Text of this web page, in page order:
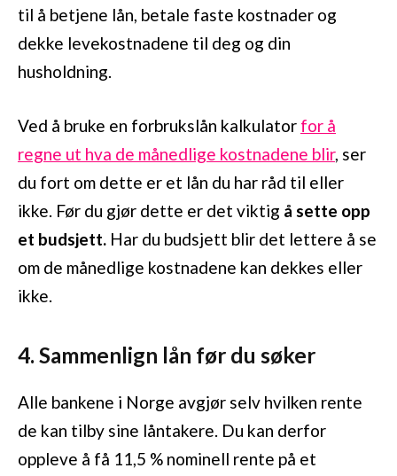
til å betjene lån, betale faste kostnader og
dekke levekostnadene til deg og din
husholdning.
Ved å bruke en forbrukslån kalkulator for å
regne ut hva de månedlige kostnadene blir, ser
du fort om dette er et lån du har råd til eller
ikke. Før du gjør dette er det viktig å sette opp
et budsjett. Har du budsjett blir det lettere å se
om de månedlige kostnadene kan dekkes eller
ikke.
4. Sammenlign lån før du søker
Alle bankene i Norge avgjør selv hvilken rente
de kan tilby sine låntakere. Du kan derfor
oppleve å få 11,5 % nominell rente på et